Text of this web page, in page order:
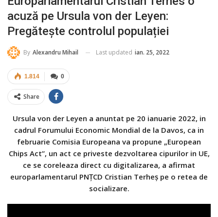
acuză pe Ursula von der Leyen:
Pregătește controlul populației
By Alexandru Mihail Last updated ian. 25, 2022
0
1.814
Share
Ursula von der Leyen a anuntat pe 20 ianuarie 2022, in
cadrul Forumului Economic Mondial de la Davos, ca in
februarie Comisia Europeana va propune „European
Chips Act”, un act ce priveste dezvoltarea cipurilor in UE,
ce se coreleaza direct cu digitalizarea, a afirmat
europarlamentarul PNȚCD Cristian Terheș pe o retea de
socializare.